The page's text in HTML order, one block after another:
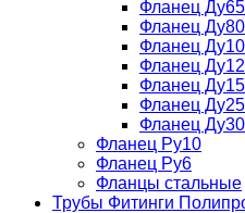
Фланец
Фланец
Фланец
Фланец
Фланец
Фланец
Фланец
Фланец Ру10
Фланец Ру6
Фланцы стальные
Трубы Фитинги